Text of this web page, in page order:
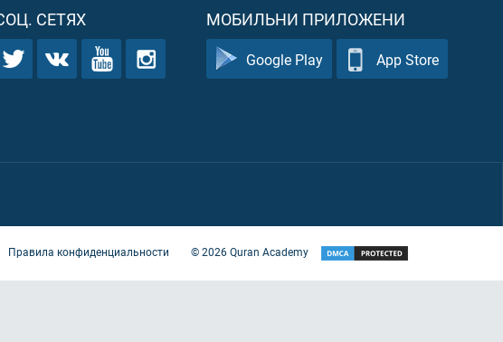
СЕТЯХ МОБИЛЬНИ ПРИЛОЖЕНИ
Google Play App Store
Правила конфиденциальности ©2026Quran Academy